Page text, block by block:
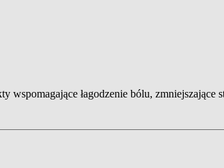
łagodzenie bólu, zmniejszające